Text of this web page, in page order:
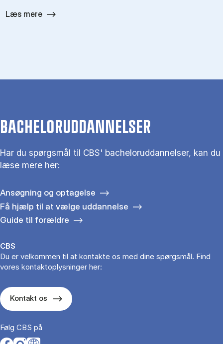
Læs mere
BACHELORUDDANNELSER
Har du spørgsmål til CBS' bacheloruddannelser, kan du
læse mere her:
Ansøgning og optagelse
Få hjælp til at vælge uddannelse
Guide til forældre
CBS
Du er velkommen til at kontakte os med dine spørgsmål. Find
vores kontaktoplysninger her:
Kontakt os
Følg CBS på